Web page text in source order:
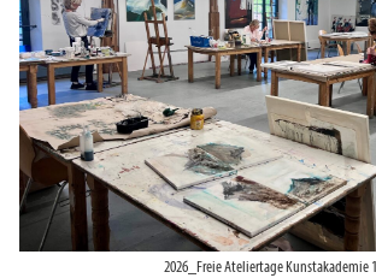
2026_Freie Ateliertage Kunstakademie 1